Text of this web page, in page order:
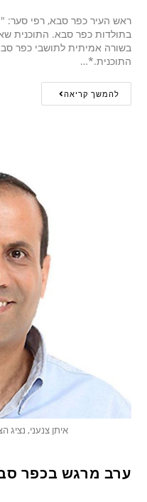
ראש העיר כפר סבא, רפי סער:
בתולדות כפר סבא. התוכנית
בשורה אמיתית לתושבי כפר
התוכנית.*…
להמשך קריאה
איתן צנעני, נציג